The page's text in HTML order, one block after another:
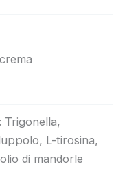
Trigonella,
L-tirosina,
di mandorle